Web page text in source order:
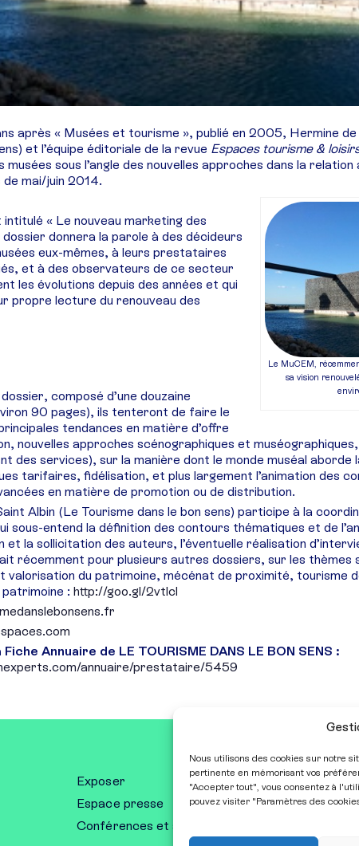
Nous utilisons des cookies sur notre
pertinente en mémorisant vos
"Accepter tout", vous consentez à
pouvez visiter "Paramètres des
après « Musées et tourisme », publié en 2005, Hermine
et l’équipe éditoriale de la revue Espaces tourisme &
musées sous l’angle des nouvelles approches dans la
de mai/juin 2014.
Le MuCEM,
sa vision
intitulé « Le nouveau marketing des
dossier donnera la parole à des décideurs
eux-mêmes, à leurs prestataires
et à des observateurs de ce secteur
les évolutions depuis des années et qui
propre lecture du renouveau des
composé d’une douzaine
90 pages), ils tenteront de faire le
tendances en matière d’offre
nouvelles approches scénographiques et
des services), sur la manière dont le monde muséal aborde
tarifaires, fidélisation, et plus largement l’animation des
en matière de promotion ou de distribution.
Albin (Le Tourisme dans le bon sens) participe à la
sous-entend la définition des contours thématiques et de
et la sollicitation des auteurs, l’éventuelle réalisation
récemment pour plusieurs autres dossiers, sur les thèmes
valorisation du patrimoine, mécénat de proximité, tourisme
: http://goo.gl/2vtlcl
Annuaire de LE TOURISME DANS LE BON SENS :
annuaire/prestataire/5459
Exposer
Espace presse
Conférences et ateliers